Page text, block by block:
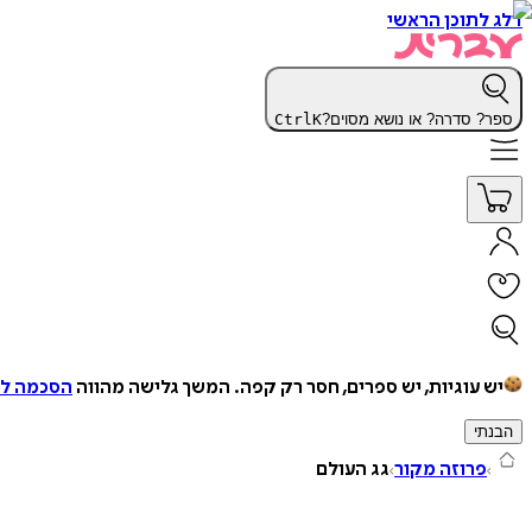
דלג לתוכן הראשי
ספר? סדרה? או נושא מסוים? CtrlK
יש עוגיות, יש ספרים, חסר רק קפה. המשך גלישה מהווה הסכמה
הבנתי
פרוזה מקור גג העולם